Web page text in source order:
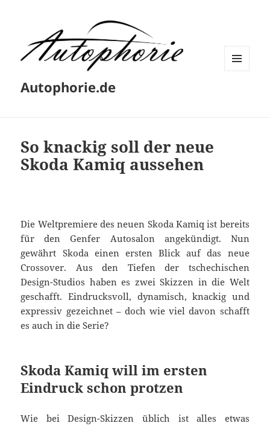
Autophorie.de
So knackig soll der neue
Skoda Kamiq aussehen
Die Weltpremiere des neuen Skoda Kamiq ist bereits
für den Genfer Autosalon angekündigt. Nun
gewährt Skoda einen ersten Blick auf das neue
Crossover. Aus den Tiefen der tschechischen
Design-Studios haben es zwei Skizzen in die Welt
geschafft. Eindrucksvoll, dynamisch, knackig und
expressiv gezeichnet – doch wie viel davon schafft
es auch in die Serie?
Skoda Kamiq will im ersten
Eindruck schon protzen
Wie bei Design-Skizzen üblich ist alles etwas